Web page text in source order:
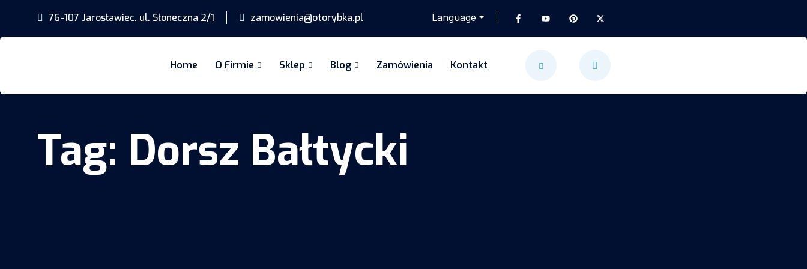
76-107 Jarosławiec. ul. Słoneczna 2/1 zamowienia@otorybka.pl Language
Home O Firmie Sklep Blog Zamówienia Kontakt
Tag: Dorsz Bałtycki